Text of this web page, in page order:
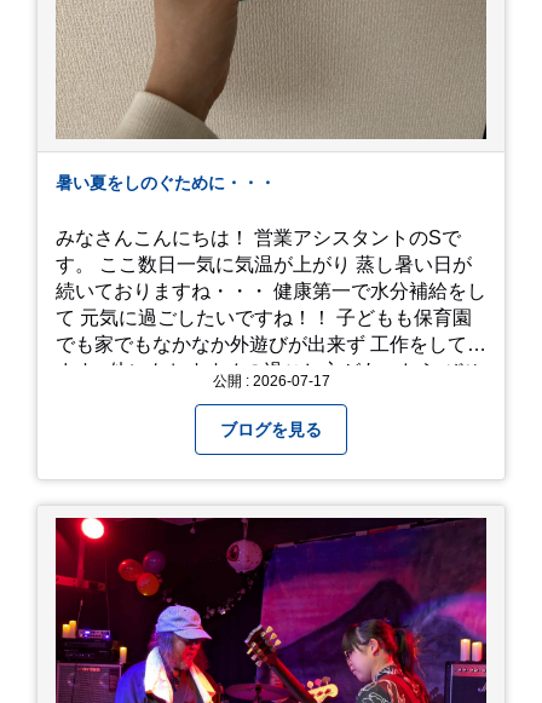
暑い夏をしのぐために・・・
みなさんこんにちは！ 営業アシスタントのSで
す。 ここ数日一気に気温が上がり 蒸し暑い日が
続いておりますね・・・ 健康第一で水分補給をし
て 元気に過ごしたいですね！！ 子どもも保育園
でも家でもなかなか外遊びが出来ず 工作をしてい
ます♪ 他にもおすすめの過ごし方があったら ぜひ
公開 : 2026-07-17
ブログを見る